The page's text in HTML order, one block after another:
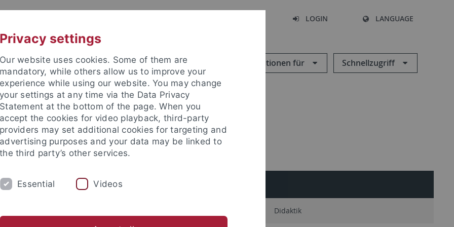
LOGIN LANGUAGE
Informationen für Schnellzugriff
STUDIUM
Literatur Didaktik
Privacy settings
Our website uses cookies. Some of them are
mandatory, while others allow us to improve your
experience while using our website. You may change
your settings at any time via the Data Privacy
Statement at the bottom of the page. When you
accept the cookies for video playback, third-party
providers may set additional cookies for targeting and
advertising purposes and your data may be linked to
the third party’s other services.
Essential Videos